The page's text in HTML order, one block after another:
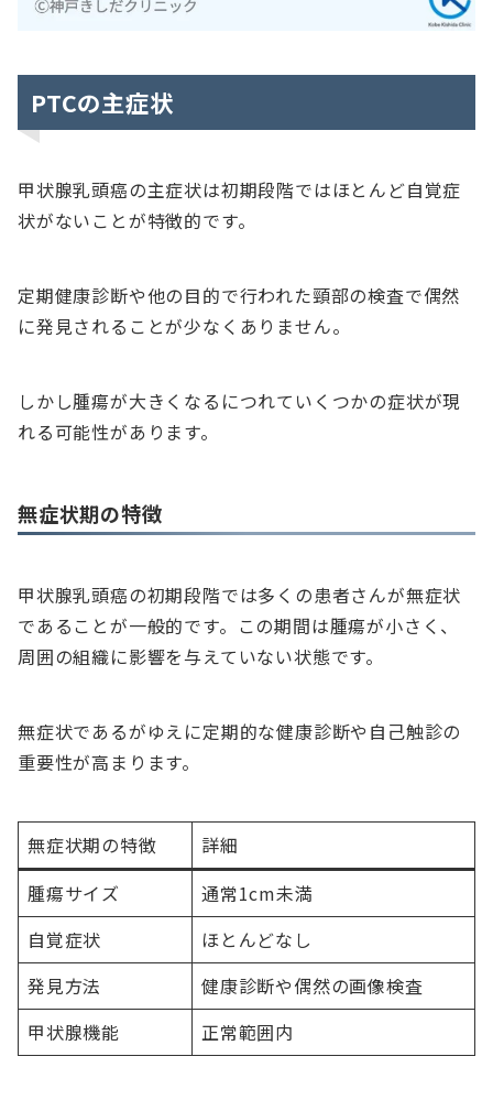
PTCの主症状
甲状腺乳頭癌の主症状は初期段階ではほとんど自覚症
状がないことが特徴的です。
定期健康診断や他の目的で行われた頸部の検査で偶然
に発見されることが少なくありません。
しかし腫瘍が大きくなるにつれていくつかの症状が現
れる可能性があります。
無症状期の特徴
甲状腺乳頭癌の初期段階では多くの患者さんが無症状
であることが一般的です。この期間は腫瘍が小さく、
周囲の組織に影響を与えていない状態です。
無症状であるがゆえに定期的な健康診断や自己触診の
重要性が高まります。
無症状期の特徴
詳細
腫瘍サイズ
通常1cm未満
自覚症状
ほとんどなし
発見方法
健康診断や偶然の画像検査
甲状腺機能
正常範囲内